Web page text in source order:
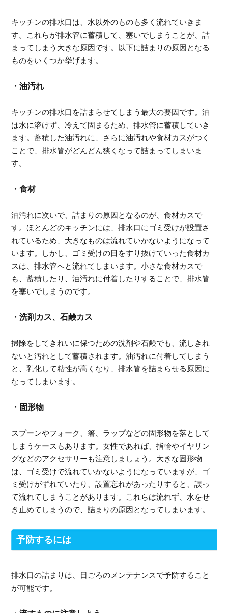
キッチンの排水口は、水以外のものも多く流れていきま
す。これらが排水管に蓄積して、塞いでしまうことが、詰
まってしまう大きな原因です。以下に詰まりの原因となる
ものをいくつか挙げます。
・油汚れ
キッチンの排水口を詰まらせてしまう最大の要因です。油
は水に溶けず、冷えて固まるため、排水管に蓄積していき
ます。蓄積した油汚れに、さらに油汚れや食材カスがつく
ことで、排水管がどんどん狭くなって詰まってしまいま
す。
・食材
油汚れに次いで、詰まりの原因となるのが、食材カスで
す。ほとんどのキッチンには、排水口にゴミ受けが設置さ
れているため、大きなものは流れていかないようになって
います。しかし、ゴミ受けの目をすり抜けていった食材カ
スは、排水管へと流れてしまいます。小さな食材カスで
も、蓄積したり、油汚れに付着したりすることで、排水管
を塞いでしまうのです。
・洗剤カス、石鹸カス
掃除をしてきれいに保つための洗剤や石鹸でも、流しきれ
ないと汚れとして蓄積されます。油汚れに付着してしまう
と、乳化して粘性が高くなり、排水管を詰まらせる原因に
なってしまいます。
・固形物
スプーンやフォーク、箸、ラップなどの固形物を落として
しまうケースもあります。女性であれば、指輪やイヤリン
グなどのアクセサリーも注意しましょう。大きな固形物
は、ゴミ受けで流れていかないようになっていますが、ゴ
ミ受けがずれていたり、設置忘れがあったりすると、誤っ
て流れてしまうことがあります。これらは流れず、水をせ
き止めてしまうので、詰まりの原因となってしまいます。
予防するには
排水口の詰まりは、日ごろのメンテナンスで予防すること
が可能です。